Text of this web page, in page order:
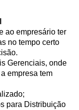
ao empresário ter
no tempo certo
Gerenciais, onde
empresa tem
para Distribuição